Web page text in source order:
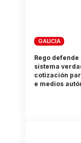
GALICIA
Rego defende
sistema
cotización
e medios